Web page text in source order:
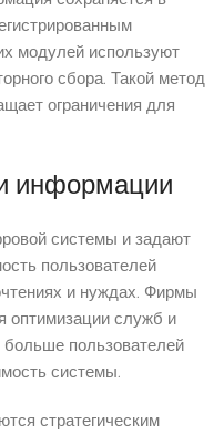
модулей используют
сбора. Такой метод
ограничения для
информации
системы и задают
пользователей
и нуждах. Фирмы
оптимизации служб и
пользователей
системы.
стратегическим